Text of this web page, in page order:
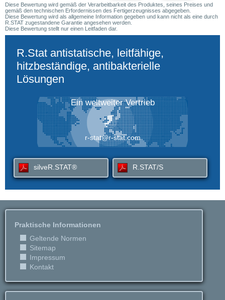
Diese Bewertung wird gemäß der Verarbeitbarkeit des Produktes, seines Preises und
gemäß den technischen Erfordernissen des Fertigerzeugnisses abgegeben.
Diese Bewertung wird als allgemeine Information gegeben und kann nicht als eine durch
R.STAT zugestandene Garantie angesehen werden.
Diese Bewertung stellt nur einen Leitfaden dar.
R.Stat antistatische, leitfähige,
hitzbeständige, antibakterielle
Lösungen
Ein weltweiter Vertrieb
r-stat@r-stat.com
silveR.STAT® R.STAT/S
Praktische Informationen
Geltende Normen
Sitemap
Impressum
Kontakt